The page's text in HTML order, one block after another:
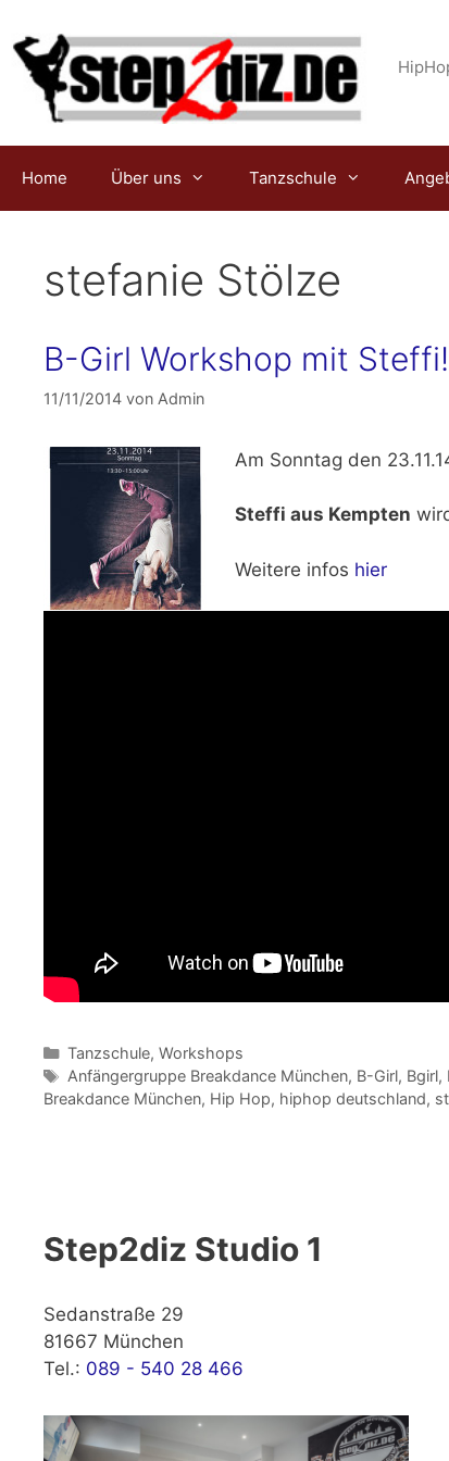
Inhalt
springen
Home Über uns Tanzschule
stefanie Stölze
B-Girl Workshop mit Steffi!
11/11/2014 von Admin
Am Sonntag den
Steffi aus Kempten
Weitere infos hier
Kategorien
Tanzschule, Workshops
Schlagwörter
Anfängergruppe Breakdance München, B-Girl, Bgirl,
Breakdance München, Hip Hop, hiphop deutschland,
Step2diz Studio 1
Sedanstraße 29
81667 München
Tel.: 089 - 540 28 466